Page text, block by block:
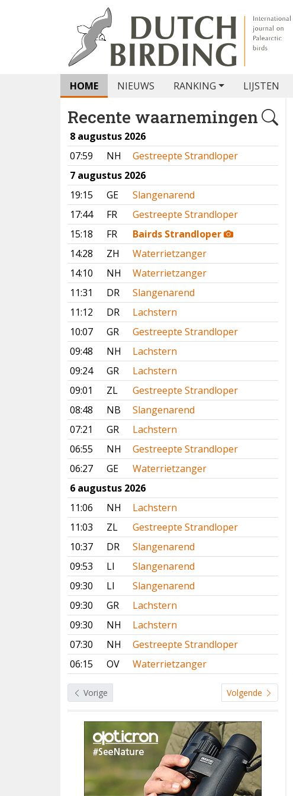
HOME NIEUWS RANKING LIJSTEN
Recente waarnemingen
8 augustus 2026
07:59
NH
Gestreepte Strandloper
7 augustus 2026
19:15
GE
Slangenarend
17:44
FR
Gestreepte Strandloper
15:18
FR
Bairds Strandloper
14:28
ZH
Waterrietzanger
14:10
NH
Waterrietzanger
11:31
DR
Slangenarend
11:12
DR
Lachstern
10:07
GR
Gestreepte Strandloper
09:48
NH
Lachstern
09:24
GR
Lachstern
09:01
ZL
Gestreepte Strandloper
08:48
NB
Slangenarend
07:21
GR
Lachstern
06:55
NH
Gestreepte Strandloper
06:27
GE
Waterrietzanger
6 augustus 2026
11:06
NH
Lachstern
11:03
ZL
Gestreepte Strandloper
10:37
DR
Slangenarend
09:53
LI
Slangenarend
09:30
LI
Slangenarend
09:30
GR
Lachstern
09:30
NH
Lachstern
07:30
NH
Gestreepte Strandloper
06:15
OV Waterrietzanger
Vorige Volgende